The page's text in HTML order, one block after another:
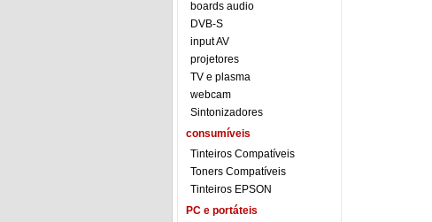
boards audio
DVB-S
input AV
projetores
TV e plasma
webcam
Sintonizadores
consumíveis
Tinteiros Compatíveis
Toners Compatíveis
Tinteiros EPSON
PC e portáteis